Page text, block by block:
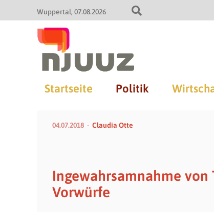
Wuppertal 07.08.2026
Startseite Politik
04.07.2018 Claudia Otte
Ingewahrsamnahme von
Vorwürfe